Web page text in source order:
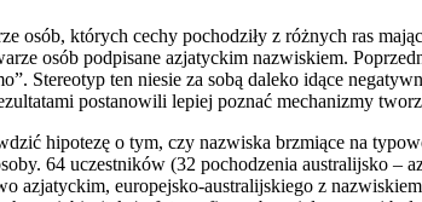
osób, których cechy pochodziły z różnych ras
osób podpisane azjatyckim nazwiskiem.
Stereotyp ten niesie za sobą daleko idące
postanowili lepiej poznać mechanizmy
hipotezę o tym, czy nazwiska brzmiące na
64 uczestników (32 pochodzenia australijsko
azjatyckim, europejsko-australijskiego z